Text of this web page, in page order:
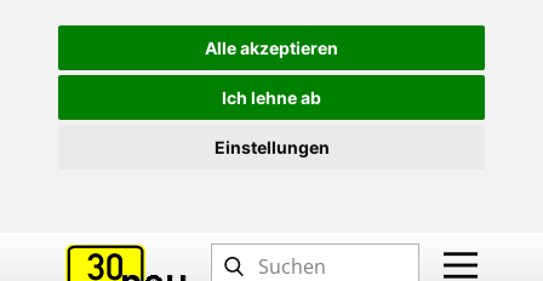
Alle akzeptieren
Ich lehne ab
Einstellungen